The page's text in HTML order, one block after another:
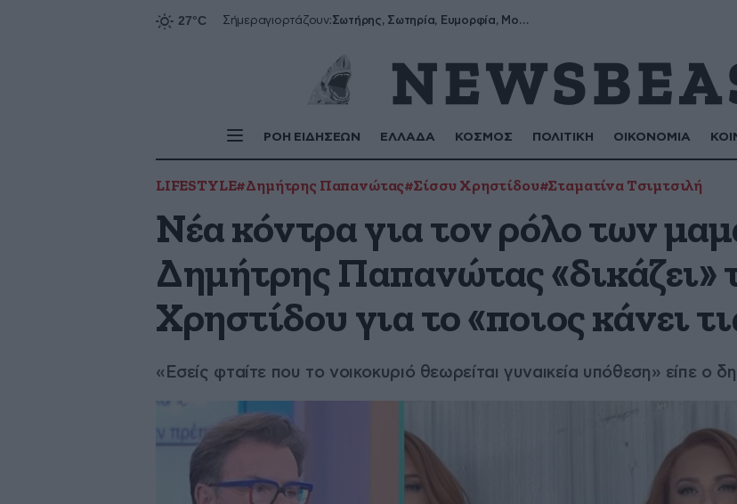
Σήμεραγιορτάζουν: Σωτήρης, Σωτηρία, Ευμορφία, Μορφούλα
ΡΟΗ ΕΙΔΗΣΕΩΝ ΕΛΛΑΔΑ ΚΟΣΜΟΣ ΠΟΛΙΤΙΚΗ ΟΙΚΟΝΟΜΙΑ
LIFESTYLE#Δημήτρης Παπανώτας#Σίσσυ Χρηστίδου#Σταματίνα Τσιμτσιλή
Νέα κόντρα για τον ρόλο των
Δημήτρης Παπανώτας «δικάζει»
Χρηστίδου για το «ποιος κάνει
«Εσείς φταίτε που το νοικοκυριό θεωρείται γυναικεία υπόθεση» είπε ο